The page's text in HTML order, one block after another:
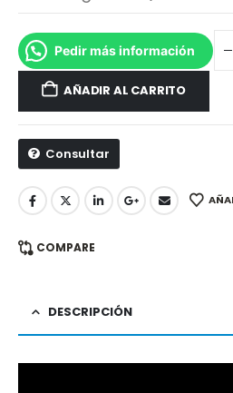
Pedir más información
AÑADIR AL CARRITO
Consultar
COMPARE
DESCRIPCIÓN